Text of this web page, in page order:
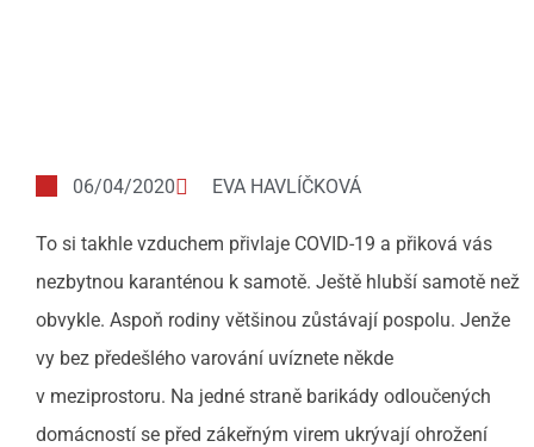
06/04/2020 EVA HAVLÍČKOVÁ
To si takhle vzduchem přivlaje COVID-19 a přiková vás
nezbytnou karanténou k samotě. Ještě hlubší samotě než
obvykle. Aspoň rodiny většinou zůstávají pospolu. Jenže
vy bez předešlého varování uvíznete někde
v meziprostoru. Na jedné straně barikády odloučených
domácností se před zákeřným virem ukrývají ohrožení